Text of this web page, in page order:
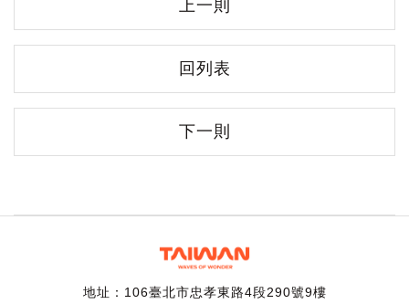
上一則
回列表
下一則
地址：106臺北市忠孝東路4段290號9樓